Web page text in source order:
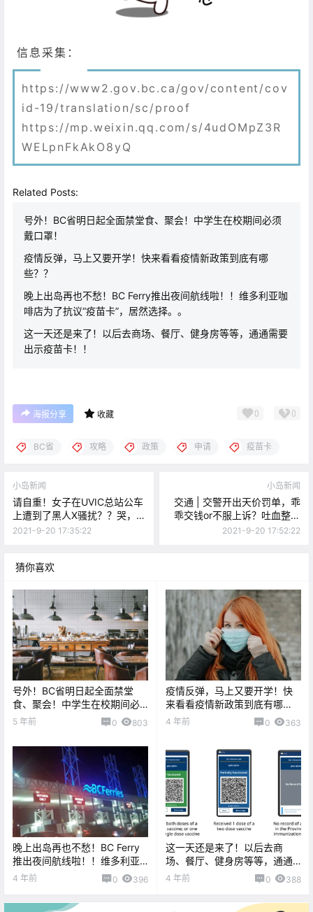
信息采集：
https://www2.gov.bc.ca/gov/content/cov
id-19/translation/sc/proof
https://mp.weixin.qq.com/s/4udOMpZ3R
WELpnFkAkO8yQ
Related Posts:
号外！BC省明日起全面禁堂食、聚会！中学生在校期间必须
戴口罩！
疫情反弹，马上又要开学！快来看看疫情新政策到底有哪
些？？
晚上出岛再也不愁！BC Ferry推出夜间航线啦！！维多利亚咖
啡店为了抗议“疫苗卡”，居然选择。。
这一天还是来了！以后去商场、餐厅、健身房等等，通通需要
出示疫苗卡！！
海报分享 收藏 0 0
BC省 攻略 政策 申请 疫苗卡
小岛新闻
请自重！女子在UVIC总站公车
上遭到了黑人X骚扰？？哭，
Goldstream网红铁桥被封
2021-9-20 17:35:22
小岛新闻
交通 | 交警开出天价罚单，乖
乖交钱or不服上诉？吐血整理
出庭经验给大家！！
2021-9-20 17:52:22
猜你喜欢
号外！BC省明日起全面禁堂
食、聚会！中学生在校期间必
须戴口罩！
5 年前 0 803
疫情反弹，马上又要开学！快
来看看疫情新政策到底有哪
些？？
4 年前 0 363
晚上出岛再也不愁！BC Ferry
推出夜间航线啦！！维多利亚
咖啡店为了抗议“疫苗卡”，居然
4 年前 0 396
这一天还是来了！以后去商
场、餐厅、健身房等等，通通
需要出示疫苗卡！！
4 年前 0 388